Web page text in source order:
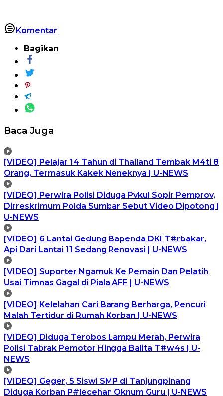
Komentar
Bagikan
Baca Juga
[VIDEO] Pelajar 14 Tahun di Thailand Tembak M4ti 8
Orang, Termasuk Kakek Neneknya | U-NEWS
[VIDEO] Perwira Polisi Diduga Pvkul Sopir Pemprov,
Dirreskrimum Polda Sumbar Sebut Video Dipotong |
U-NEWS
[VIDEO] 6 Lantai Gedung Bapenda DKI T#rbakar,
Api Dari Lantai 11 Sedang Renovasi | U-NEWS
[VIDEO] Suporter Ngamuk Ke Pemain Dan Pelatih
Usai Timnas Gagal di Piala AFF | U-NEWS
[VIDEO] Kelelahan Cari Barang Berharga, Pencuri
Malah Tertidur di Rumah Korban | U-NEWS
[VIDEO] Diduga Terobos Lampu Merah, Perwira
Polisi Tabrak Pemotor Hingga Balita T#w4s | U-
NEWS
[VIDEO] Geger, 5 Siswi SMP di Tanjungpinang
Diduga Korban P#lecehan Oknum Guru | U-NEWS